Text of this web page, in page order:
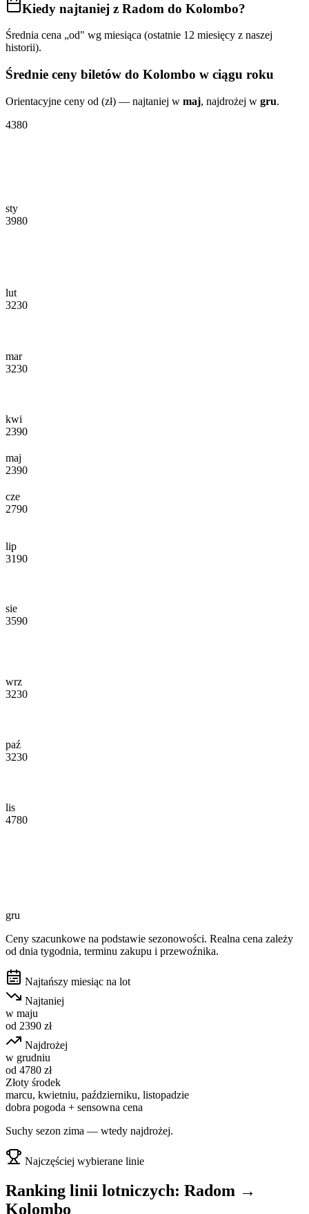
Kiedy najtaniej z Radom do Kolombo?
Średnia cena „od" wg miesiąca (ostatnie 12 miesięcy z naszej
historii).
Średnie ceny biletów do Kolombo w ciągu roku
Orientacyjne ceny od (zł) — najtaniej w maj, najdrożej w gru.
4380
sty
3980
lut
3230
mar
3230
kwi
2390
maj
2390
cze
2790
lip
3190
sie
3590
wrz
3230
paź
3230
lis
4780
gru
Ceny szacunkowe na podstawie sezonowości. Realna cena zależy
od dnia tygodnia, terminu zakupu i przewoźnika.
Najtańszy miesiąc na lot
Najtaniej
w maju
od 2390 zł
Najdrożej
w grudniu
od 4780 zł
Złoty środek
marcu, kwietniu, październiku, listopadzie
dobra pogoda + sensowna cena
Suchy sezon zima — wtedy najdrożej.
Najczęściej wybierane linie
Ranking linii lotniczych: Radom →
Kolombo